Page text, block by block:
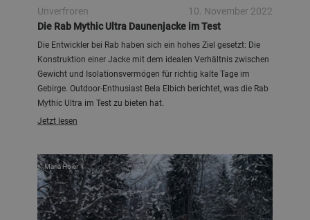
Unverfroren
10. November 2022
Die Rab Mythic Ultra Daunenjacke im Test
Die Entwickler bei Rab haben sich ein hohes Ziel gesetzt: Die
Konstruktion einer Jacke mit dem idealen Verhältnis zwischen
Gewicht und Isolationsvermögen für richtig kalte Tage im
Gebirge. Outdoor-Enthusiast Bela Elbich berichtet, was die Rab
Mythic Ultra im Test zu bieten hat.
Jetzt lesen
Maria Hoier